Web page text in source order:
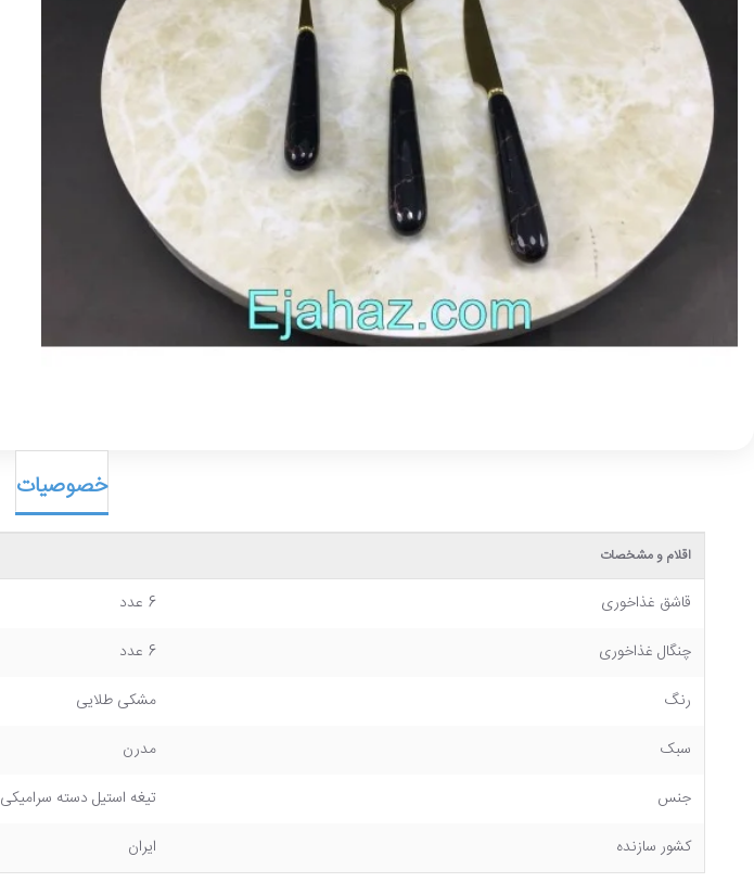
خصوصیات
اقلام و مشخصات
قاشق غذاخوری
6 عدد
چنگال غذاخوری
6 عدد
رنگ
مشکی طلایی
سبک
مدرن
جنس
تیغه استیل دسته سرامیکی
کشور سازنده
ایران